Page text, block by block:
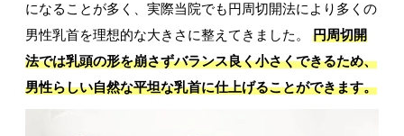
になることが多く、実際当院でも円周切開法により多くの
男性乳首を理想的な大きさに整えてきました。 円周切開
法では乳頭の形を崩さずバランス良く小さくできるため、
男性らしい自然な平坦な乳首に仕上げることができます。